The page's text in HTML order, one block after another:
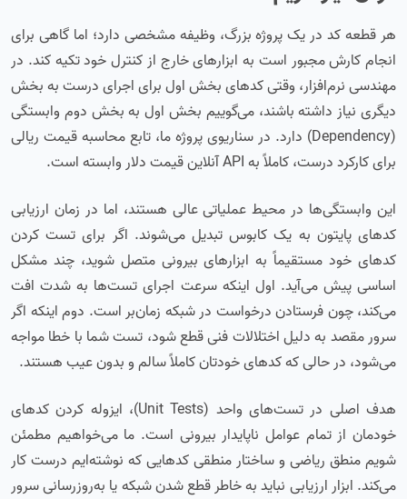
هر قطعه کد در یک پروژه بزرگ، وظیفه مشخصی دارد؛ اما گاهی برای
انجام کارش مجبور است به ابزارهای خارج از کنترل خود تکیه کند. در
مهندسی نرم‌افزار، وقتی کدهای بخش اول برای اجرای درست به بخش
دیگری نیاز داشته باشند، می‌گوییم بخش اول به بخش دوم وابستگی
(Dependency) دارد. در سناریوی پروژه ما، تابع محاسبه قیمت ریالی
برای کارکرد درست، کاملاً به API آنلاین قیمت دلار وابسته است.
این وابستگی‌ها در محیط عملیاتی عالی هستند، اما در زمان ارزیابی
کدهای پایتون به یک کابوس تبدیل می‌شوند. اگر برای تست کردن
کدهای خود مستقیماً به ابزارهای بیرونی متصل شوید، چند مشکل
اساسی پیش می‌آید. اول اینکه سرعت اجرای تست‌ها به شدت افت
می‌کند، چون فرستادن درخواست در شبکه زمان‌بر است. دوم اینکه اگر
سرور مقصد به دلیل اختلالات فنی قطع شود، تست شما با خطا مواجه
می‌شود، در حالی که کدهای خودتان کاملاً سالم و بدون عیب هستند.
هدف اصلی در تست‌های واحد (Unit Tests)، ایزوله کردن کدهای
خودمان از تمام عوامل ناپایدار بیرونی است. ما می‌خواهیم مطمئن
شویم منطق ریاضی و ساختار منطقی کدهایی که نوشته‌ایم درست کار
می‌کند. ابزار ارزیابی نباید به خاطر قطع شدن شبکه یا به‌روزرسانی سرور